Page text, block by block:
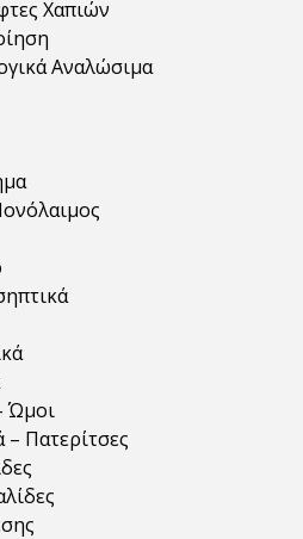
Χαπιών
Αναλώσιμα
Ώμοι
– Πατερίτσες